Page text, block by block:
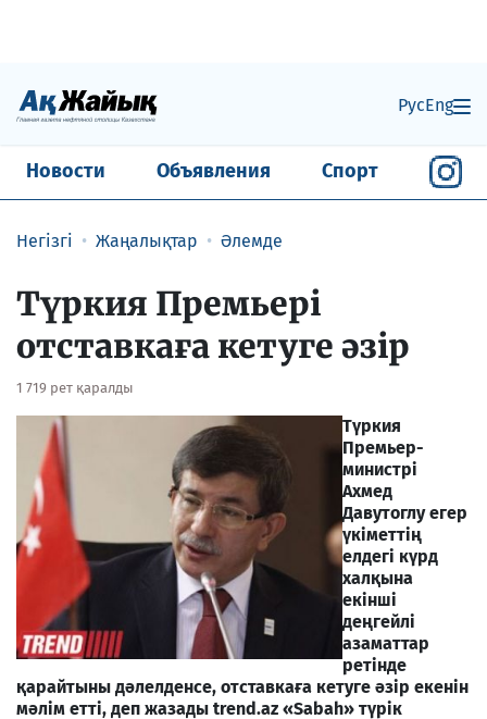
РусEng
Новости Объявления Спорт
Негізгі Жаңалықтар Әлемде
Түркия Премьері
отставкаға кетуге әзір
1 719 рет қаралды
Түркия
Премьер-
министрі
Ахмед
Давутоглу егер
үкіметтің
елдегі күрд
халқына
екінші
деңгейлі
азаматтар
ретінде
қарайтыны дәлелденсе, отставкаға кетуге әзір екенін
мәлім етті, деп жазады trend.az «Sabah» түрік